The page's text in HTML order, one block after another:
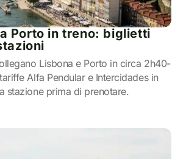
Porto in treno: biglietti
Lisbona e Porto in circa 2h40-
Alfa Pendular e Intercidades in
stazione prima di prenotare.